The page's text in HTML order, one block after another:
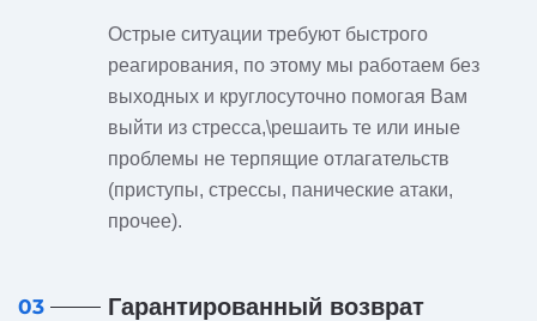
Острые ситуации требуют быстрого
реагирования, по этому мы работаем без
выходных и круглосуточно помогая Вам
выйти из стресса,\решаить те или иные
проблемы не терпящие отлагательств
(приступы, стрессы, панические атаки,
прочее).
03
Гарантированный возврат